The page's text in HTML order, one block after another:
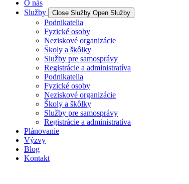
O nás
Služby
Close Služby Open Služby
Podnikatelia
Fyzické osoby
Neziskové organizácie
Školy a škôlky
Služby pre samosprávy
Registrácie a administratíva
Podnikatelia
Fyzické osoby
Neziskové organizácie
Školy a škôlky
Služby pre samosprávy
Registrácie a administratíva
Plánovanie
Výzvy
Blog
Kontakt